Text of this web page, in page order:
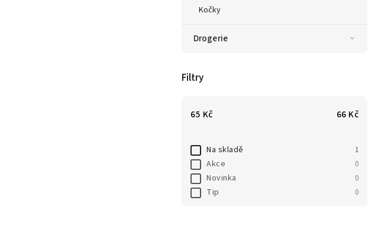
Kočky
Drogerie
Filtry
65 Kč 66 Kč
Na skladě 1
Akce 0
Novinka 0
Tip 0